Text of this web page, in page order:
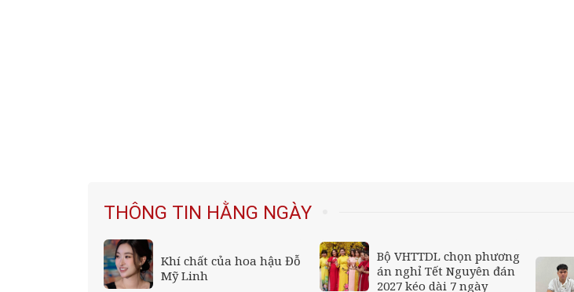
THÔNG TIN HẰNG NGÀY
Khí chất của hoa hậu Đỗ
Mỹ Linh
Bộ VHTTDL chọn phương
án nghỉ Tết Nguyên đán
2027 kéo dài 7 ngày